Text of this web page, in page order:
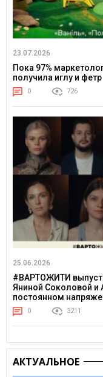
23.07.2026
Пока 97%
получила иглу и фетр
0 726
25.06.2026
#ВАРТОЖИТИ
Яниной Соколовой и
постоянном
0 3211
АКТУАЛЬНОЕ